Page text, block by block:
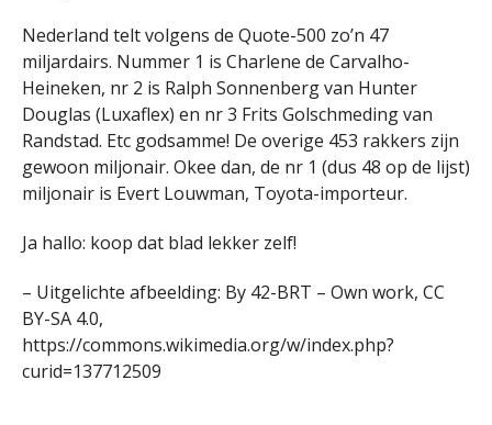
Nederland telt volgens de Quote-500 zo’n 47
miljardairs. Nummer 1 is Charlene de Carvalho-
Heineken, nr 2 is Ralph Sonnenberg van Hunter
Douglas (Luxaflex) en nr 3 Frits Golschmeding van
Randstad. Etc godsamme! De overige 453 rakkers zijn
gewoon miljonair. Okee dan, de nr 1 (dus 48 op de lijst)
miljonair is Evert Louwman, Toyota-importeur.
Ja hallo: koop dat blad lekker zelf!
– Uitgelichte afbeelding: By 42-BRT – Own work, CC
BY-SA 4.0,
https://commons.wikimedia.org/w/index.php?
curid=137712509